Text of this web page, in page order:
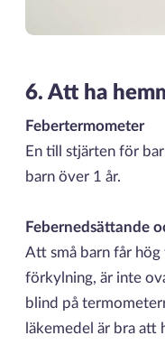
6. Att ha
Febertermometer
En till stjärten för
barn över 1 år.
Febernedsättande
Att små barn får
förkylning, är inte
blind på
läkemedel är bra att